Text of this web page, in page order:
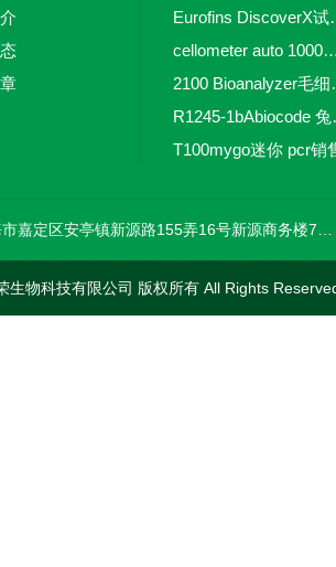
cellometer auto 1000全自
2100
T100mygo迷你 pcr销
生物科技有限公司 版权所有 All Rights